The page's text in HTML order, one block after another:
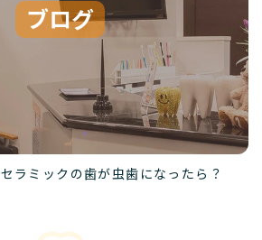
虫
に
な
っ
た
ら？
ブログ
セラミックの歯が虫歯になったら？